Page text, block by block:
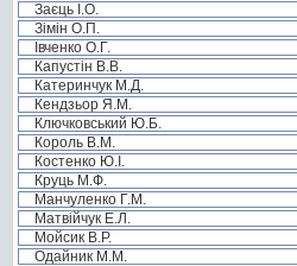
Заєць І.О.
Зімін О.П.
Івченко О.Г.
Капустін В.В.
Катеринчук М.Д.
Кендзьор Я.М.
Ключковський Ю.Б.
Король В.М.
Костенко Ю.І.
Круць М.Ф.
Манчуленко Г.М.
Матвійчук Е.Л.
Мойсик В.Р.
Одайник М.М.